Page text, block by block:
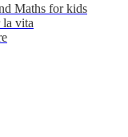
Maths for kids
la vita